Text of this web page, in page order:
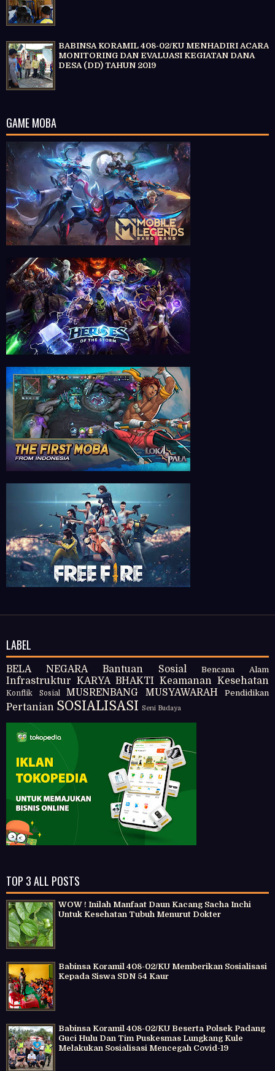
BABINSA KORAMIL 408-02/KU MENHADIRI ACARA
MONITORING DAN EVALUASI KEGIATAN DANA
DESA (DD) TAHUN 2019
GAME MOBA
LABEL
BELA NEGARA Bantuan Sosial Bencana Alam
Infrastruktur KARYA BHAKTI Keamanan Kesehatan
Konflik Sosial MUSRENBANG MUSYAWARAH Pendidikan
Pertanian SOSIALISASI Seni Budaya
TOP 3 ALL POSTS
WOW ! Inilah Manfaat Daun Kacang Sacha Inchi
Untuk Kesehatan Tubuh Menurut Dokter
Babinsa Koramil 408-02/KU Memberikan Sosialisasi
Kepada Siswa SDN 54 Kaur
Babinsa Koramil 408-02/KU Beserta Polsek Padang
Guci Hulu Dan Tim Puskesmas Lungkang Kule
Melakukan Sosialisasi Mencegah Covid-19